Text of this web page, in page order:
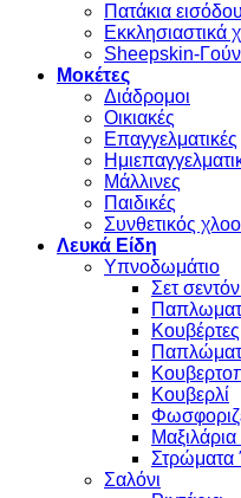
Πατάκια εισόδου
Εκκλησιαστικά
Sheepskin-
Μοκέτες
Διάδρομοι
Οικιακές
Επαγγελματικές
Μάλλινες
Παιδικές
Συνθετικός
Λευκά Είδη
Υπνοδωμάτιο
Σετ
Κουβέρτες
Κουβερλί
Σαλόνι